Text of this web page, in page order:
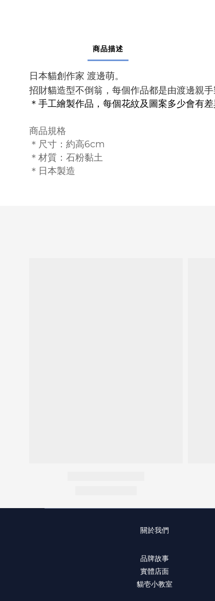
商品描述
日本貓創作家 渡邊萌。
招財貓造型不倒翁， 每個作品都是由渡邊親
＊手工繪製作品，每個花紋及圖案多少會有
商品規格
＊尺寸 ：約高6cm
＊材質 ：石粉黏土
＊日本製造
關於我們
品牌故事
實體店面
貓壱小教室